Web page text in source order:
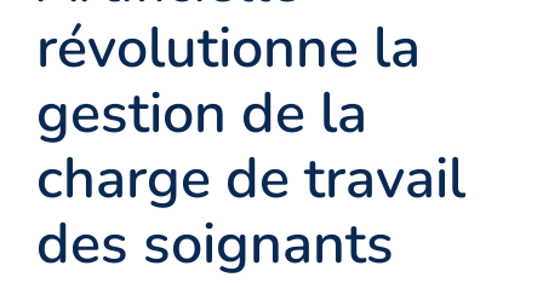
révolutionne la
gestion de la
charge de travail
des soignants